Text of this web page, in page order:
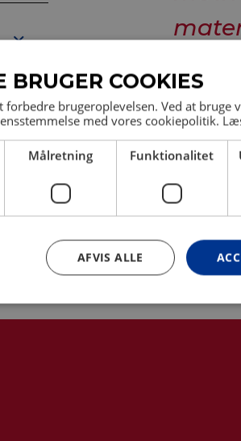
vi
BRUGER COOKIES
brugeroplevelsen. Ved at bruge
med vores cookiepolitik.
Målretning Funktionalitet
AFVIS ALLE